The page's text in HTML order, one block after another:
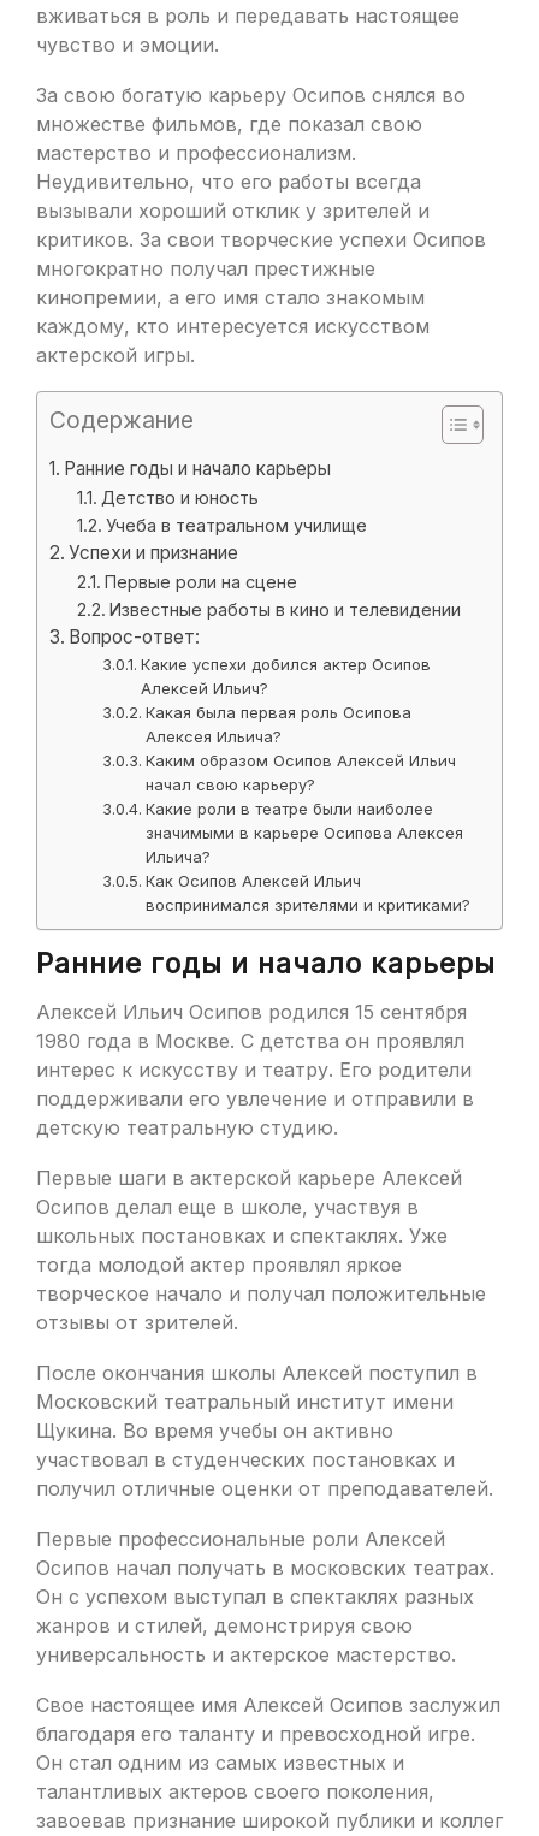
вживаться в роль и передавать настоящее
чувство и эмоции.
За свою богатую карьеру Осипов снялся во
множестве фильмов, где показал свою
мастерство и профессионализм.
Неудивительно, что его работы всегда
вызывали хороший отклик у зрителей и
критиков. За свои творческие успехи Осипов
многократно получал престижные
кинопремии, а его имя стало знакомым
каждому, кто интересуется искусством
актерской игры.
Содержание
Ранние годы и начало карьеры
Детство и юность
Учеба в театральном училище
Успехи и признание
Первые роли на сцене
Известные работы в кино и телевидении
Вопрос-ответ:
Какие успехи добился актер Осипов
Алексей Ильич?
Какая была первая роль Осипова
Алексея Ильича?
Каким образом Осипов Алексей Ильич
начал свою карьеру?
Какие роли в театре были наиболее
значимыми в карьере Осипова Алексея
Ильича?
Как Осипов Алексей Ильич
воспринимался зрителями и критиками?
Ранние годы и начало карьеры
Алексей Ильич Осипов родился 15 сентября
1980 года в Москве. С детства он проявлял
интерес к искусству и театру. Его родители
поддерживали его увлечение и отправили в
детскую театральную студию.
Первые шаги в актерской карьере Алексей
Осипов делал еще в школе, участвуя в
школьных постановках и спектаклях. Уже
тогда молодой актер проявлял яркое
творческое начало и получал положительные
отзывы от зрителей.
После окончания школы Алексей поступил в
Московский театральный институт имени
Щукина. Во время учебы он активно
участвовал в студенческих постановках и
получил отличные оценки от преподавателей.
Первые профессиональные роли Алексей
Осипов начал получать в московских театрах.
Он с успехом выступал в спектаклях разных
жанров и стилей, демонстрируя свою
универсальность и актерское мастерство.
Свое настоящее имя Алексей Осипов заслужил
благодаря его таланту и превосходной игре.
Он стал одним из самых известных и
талантливых актеров своего поколения,
завоевав признание широкой публики и коллег